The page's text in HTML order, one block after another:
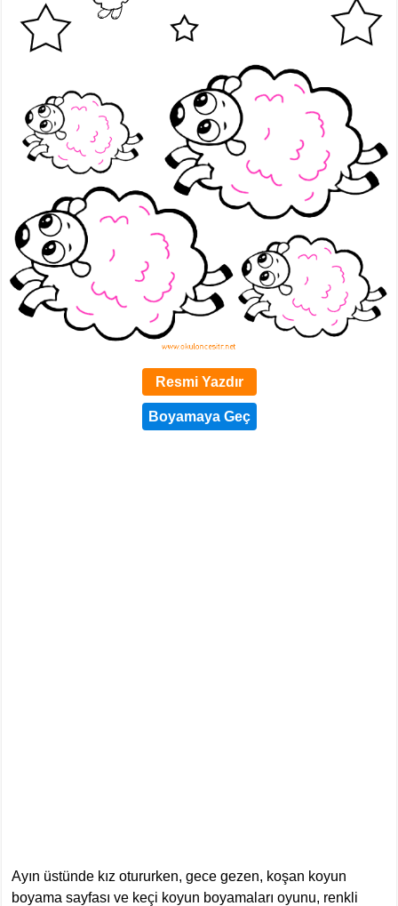
Resmi Yazdır
Ayın üstünde kız otururken, gece gezen, koşan koyun
boyama sayfası ve keçi koyun boyamaları oyunu, renkli